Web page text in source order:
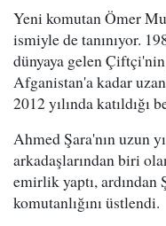
Yeni komutan Ömer
ismiyle de tanınıyor.
dünyaya gelen
Afganistan'a kadar
2012 yılında katıldığı
Ahmed Şara'nın uzun
arkadaşlarından biri
emirlik yaptı, ardından
komutanlığını üstlendi.